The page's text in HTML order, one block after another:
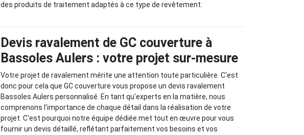
des produits de traitement adaptés à ce type de revêtement.
Devis ravalement de GC couverture à
Bassoles Aulers : votre projet sur-mesure
Votre projet de ravalement mérite une attention toute particulière. C'est
donc pour cela que GC couverture vous propose un devis ravalement
Bassoles Aulers personnalisé. En tant qu'experts en la matière, nous
comprenons l'importance de chaque détail dans la réalisation de votre
projet. C'est pourquoi notre équipe dédiée met tout en œuvre pour vous
fournir un devis détaillé, reflétant parfaitement vos besoins et vos